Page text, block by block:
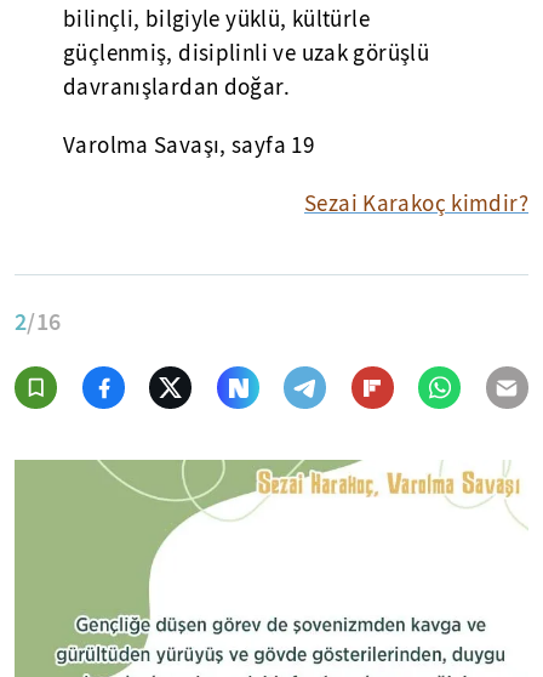
bilinçli, bilgiyle yüklü, kültürle
güçlenmiş, disiplinli ve uzak görüşlü
davranışlardan doğar.
Varolma Savaşı, sayfa 19
Sezai Karakoç kimdir?
2/16